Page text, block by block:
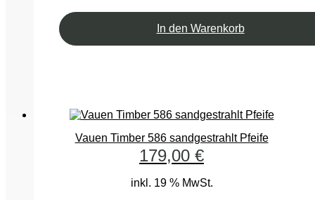
In den Warenkorb
Vauen Timber 586 sandgestrahlt Pfeife
179,00 €
inkl. 19 % MwSt.